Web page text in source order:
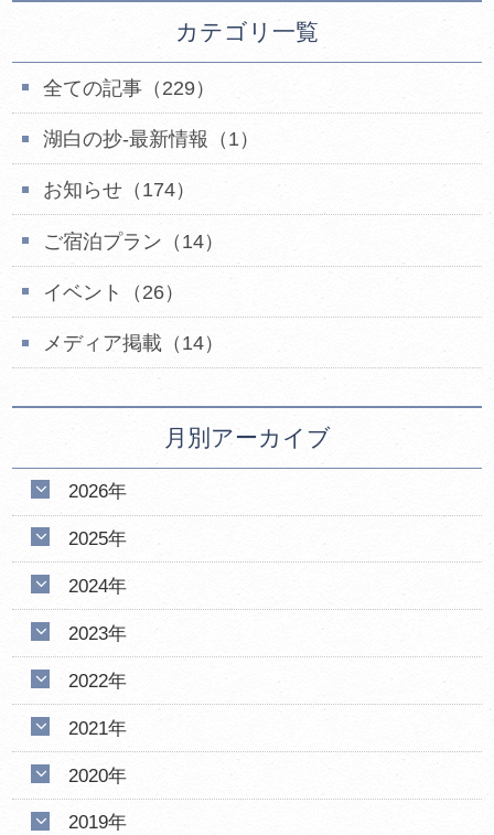
カテゴリ一覧
全ての記事（229）
湖白の抄‐最新情報（1）
お知らせ（174）
ご宿泊プラン（14）
イベント（26）
メディア掲載（14）
月別アーカイブ
2026年
2025年
2024年
2023年
2022年
2021年
2020年
2019年